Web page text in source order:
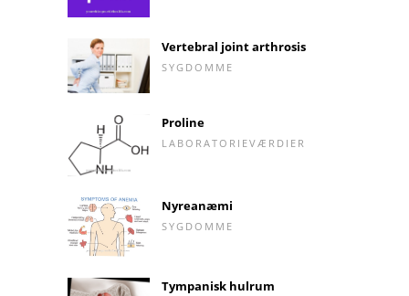
Vertebral joint arthrosis
SYGDOMME
Proline
LABORATORIEVÆRDIER
Nyreanæmi
SYGDOMME
Tympanisk hulrum